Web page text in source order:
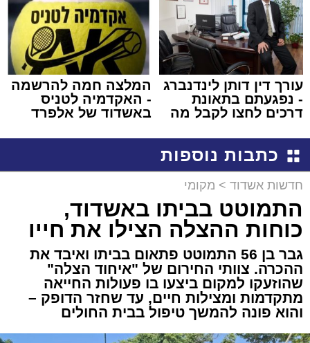
עורך דין דותן לינדנברג
- נפגעתם בתאונת
דרכים לחצו לקבל מה
המלצה חמה להרשמה
- האקדמיה לטניס
באשדוד של אלפרד
כתבות נוספות
חדשות אשדוד > מקומי
התמוטט בביתו באשדוד,
כוחות ההצלה הצילו את חייו
גבר בן 56 התמוטט פתאום בביתו ואיבד את
ההכרה. צוותי החירום של "איחוד הצלה"
שהוזעקו למקום ביצעו בו פעולות החייאה
מתקדמות ומצילות חיים, עד שחזר הדופק –
והוא פונה להמשך טיפול בבית החולים